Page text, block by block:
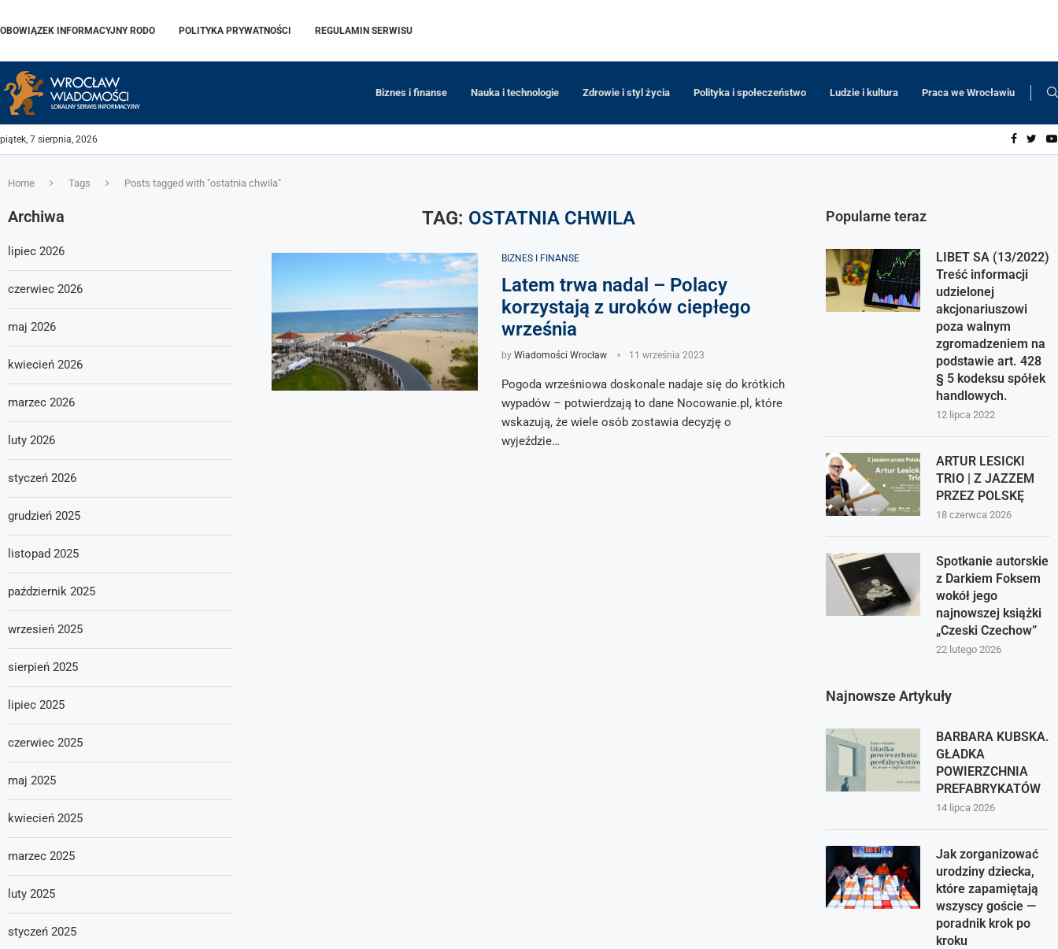
OBOWIĄZEK INFORMACYJNY RODO POLITYKA PRYWATNOŚCI REGULAMIN SERWISU
Biznes i finanse Nauka i technologie Zdrowie i styl życia Polityka i społeczeństwo Ludzie i kultura Praca we Wrocławiu
piątek, 7 sierpnia, 2026
Home Tags Posts tagged with "ostatnia chwila"
TAG: OSTATNIA CHWILA
BIZNES I FINANSE
Latem trwa nadal – Polacy
korzystają z uroków ciepłego
września
by Wiadomości Wrocław 11 września 2023
Pogoda wrześniowa doskonale nadaje się do krótkich
wypadów – potwierdzają to dane Nocowanie.pl, które
wskazują, że wiele osób zostawia decyzję o
wyjeździe…
Popularne teraz
LIBET SA (13/2022)
Treść informacji
udzielonej
akcjonariuszowi
poza walnym
zgromadzeniem na
podstawie art. 428
§ 5 kodeksu spółek
handlowych.
12 lipca 2022
ARTUR LESICKI
TRIO | Z JAZZEM
PRZEZ POLSKĘ
18 czerwca 2026
Spotkanie autorskie
z Darkiem Foksem
wokół jego
najnowszej książki
„Czeski Czechow”
22 lutego 2026
Najnowsze Artykuły
BARBARA KUBSKA.
GŁADKA
POWIERZCHNIA
PREFABRYKATÓW
14 lipca 2026
Jak zorganizować
urodziny dziecka,
które zapamiętają
wszyscy goście —
poradnik krok po
kroku
Archiwa
lipiec 2026
czerwiec 2026
maj 2026
kwiecień 2026
marzec 2026
luty 2026
styczeń 2026
grudzień 2025
listopad 2025
październik 2025
wrzesień 2025
sierpień 2025
lipiec 2025
czerwiec 2025
maj 2025
kwiecień 2025
marzec 2025
luty 2025
styczeń 2025